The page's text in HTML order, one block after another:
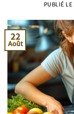
PUBLIÉ LE
22
Août